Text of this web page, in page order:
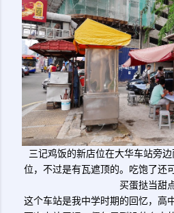
三记鸡饭的新店位在大华车站旁
位，不过是有瓦遮顶的。吃饱了还
买蛋挞当甜点
这个车站是我中学时期的回忆，高